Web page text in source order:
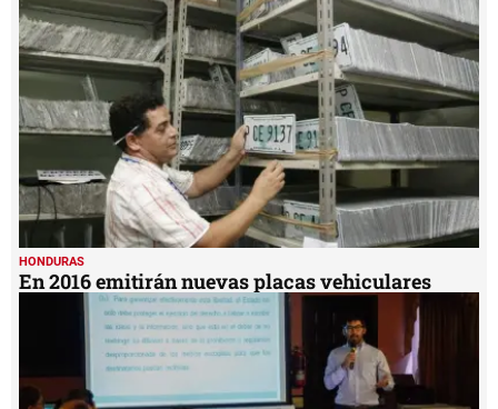
minute,
7
seconds
HONDURAS
En 2016 emitirán nuevas placas vehiculares